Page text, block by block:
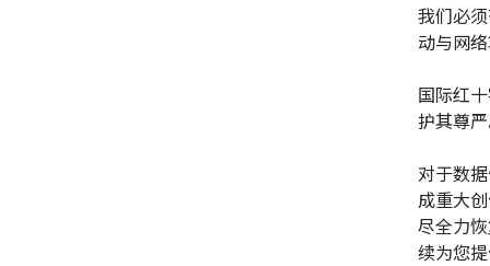
我们必
动与网
国际红
护其尊
对于数
成重大
尽全力
续为您